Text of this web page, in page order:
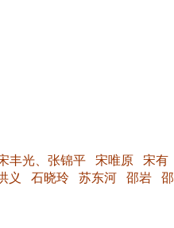
丰光、张锦平 宋唯原
宋有
义 石晓玲 苏东河 邵岩
邵